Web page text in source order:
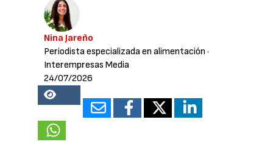
Nina Jareño
Periodista especializada en alimentación ·
Interempresas Media
24/07/2026
20618